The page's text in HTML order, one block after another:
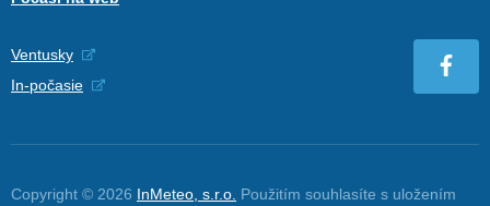
Ventusky
In-počasie
Copyright © 2026 InMeteo, s.r.o. Použitím souhlasíte s uložením